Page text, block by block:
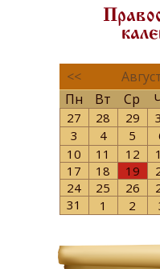
<<
Пн
Вт Ср
27 28 29
3
4 5
10
11 12
17
18 19
24
25 26
31
1 2